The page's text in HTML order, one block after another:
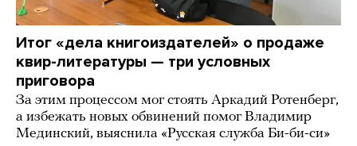
Итог «дела книгоиздателей» о продаже
квир-литературы — три условных
приговора
За этим процессом мог стоять Аркадий Ротенберг,
а избежать новых обвинений помог Владимир
Мединский, выяснила «Русская служба Би-би-си»